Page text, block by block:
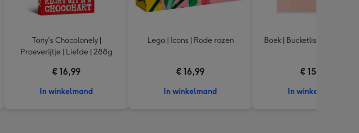
Tony's Chocolonely |
Proeverijtje | Liefde | 288g
€ 16,99
In winkelmand
Lego | Icons | Rode rozen
€ 16,99
In winkelmand
Boek | Bucketlist voor
€ 15,99
In winkelmand